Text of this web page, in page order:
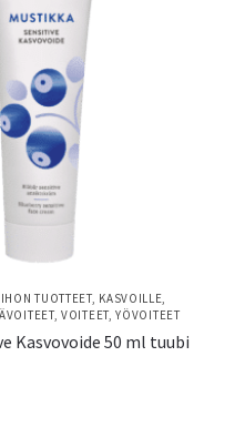
TUOTTEET, KASVOILLE,
,VOITEET,YÖVOITEET
Kasvovoide 50 ml tuubi